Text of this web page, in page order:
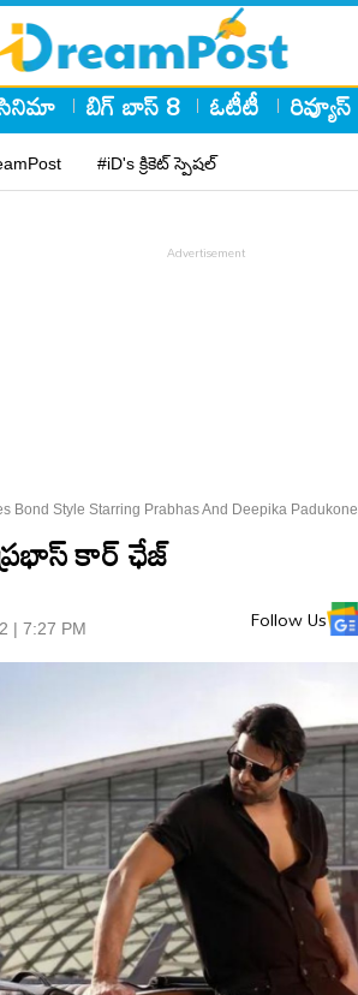
బిగ్ బాస్ 8 ఓటీటీ రివ్యూస్
#iD's క్రికెట్ స్పెషల్
Bond Style Starring Prabhas And Deepika Padukone
కార్ ఛేజ్
| 7:27 PM Follow Us